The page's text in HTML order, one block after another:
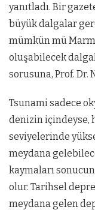
yanıtladı. Bir
büyük dalgalar
mümkün mü
oluşabilecek
sorusuna, Prof. Dr.
Tsunami sadece
denizin içindeyse,
seviyelerinde
meydana
kaymaları
olur. Tarihsel
meydana gelen